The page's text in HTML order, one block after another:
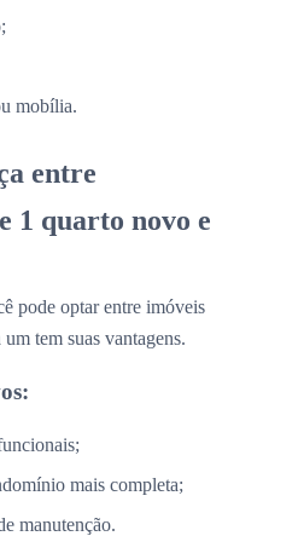
mobília.
entre
1 quarto novo e
pode optar entre imóveis
tem suas vantagens.
mais completa;
manutenção.